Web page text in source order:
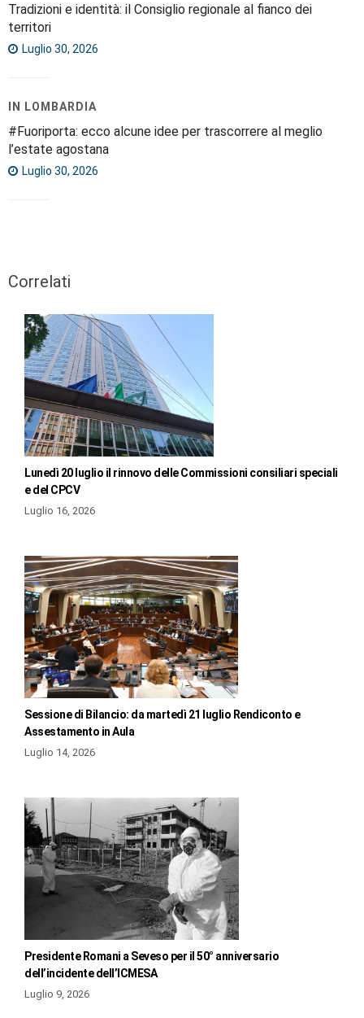
Tradizioni e identità: il Consiglio regionale al fianco dei
territori
Luglio 30, 2026
IN LOMBARDIA
#Fuoriporta: ecco alcune idee per trascorrere al meglio
l’estate agostana
Luglio 30, 2026
Correlati
Lunedì 20 luglio il rinnovo delle Commissioni consiliari speciali
e del CPCV
Luglio 16, 2026
Sessione di Bilancio: da martedì 21 luglio Rendiconto e
Assestamento in Aula
Luglio 14, 2026
Presidente Romani a Seveso per il 50° anniversario
dell’incidente dell’ICMESA
Luglio 9, 2026